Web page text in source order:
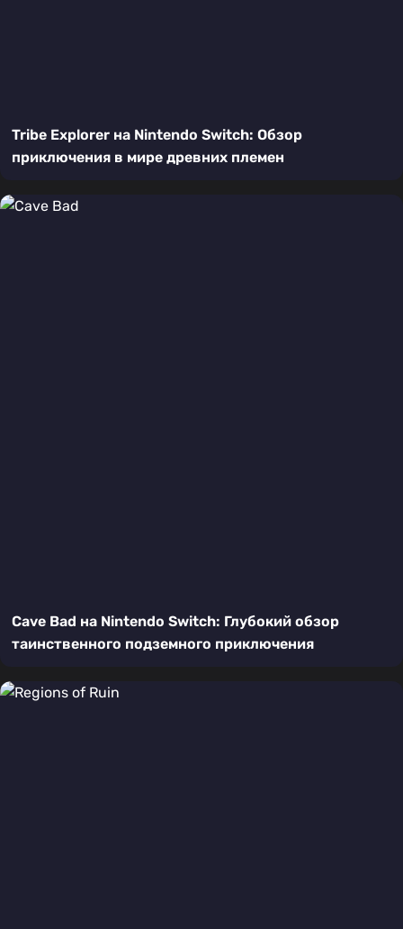
Tribe Explorer на Nintendo Switch: Обзор
приключения в мире древних племен
Cave Bad на Nintendo Switch: Глубокий обзор
таинственного подземного приключения